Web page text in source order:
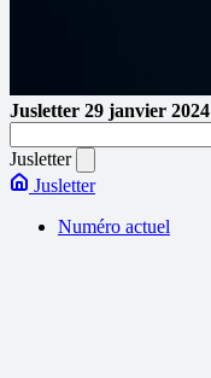
Jusletter 29 janvier 2024
Jusletter
Jusletter
Numéro actuel